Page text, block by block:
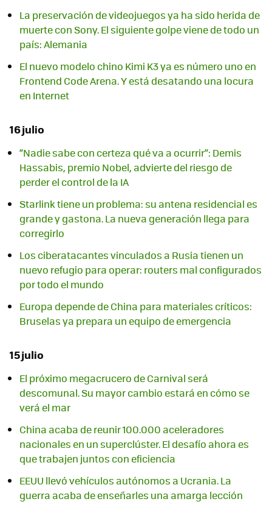
La preservación de videojuegos ya ha sido herida de
muerte con Sony. El siguiente golpe viene de todo un
país: Alemania
El nuevo modelo chino Kimi K3 ya es número uno en
Frontend Code Arena. Y está desatando una locura
en Internet
16 julio
“Nadie sabe con certeza qué va a ocurrir”: Demis
Hassabis, premio Nobel, advierte del riesgo de
perder el control de la IA
Starlink tiene un problema: su antena residencial es
grande y gastona. La nueva generación llega para
corregirlo
Los ciberatacantes vinculados a Rusia tienen un
nuevo refugio para operar: routers mal configurados
por todo el mundo
Europa depende de China para materiales críticos:
Bruselas ya prepara un equipo de emergencia
15 julio
El próximo megacrucero de Carnival será
descomunal. Su mayor cambio estará en cómo se
verá el mar
China acaba de reunir 100.000 aceleradores
nacionales en un superclúster. El desafío ahora es
que trabajen juntos con eficiencia
EEUU llevó vehículos autónomos a Ucrania. La
guerra acaba de enseñarles una amarga lección